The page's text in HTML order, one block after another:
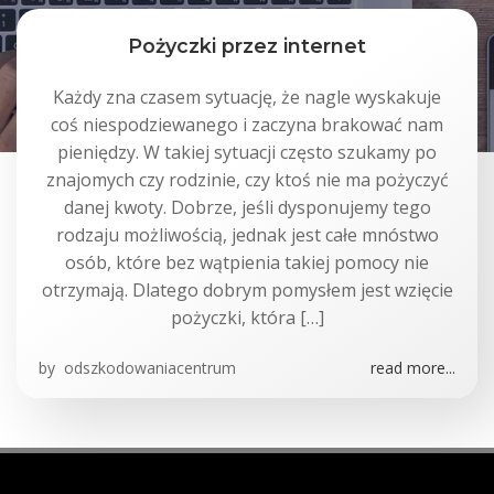
Pożyczki przez internet
Każdy zna czasem sytuację, że nagle wyskakuje
coś niespodziewanego i zaczyna brakować nam
pieniędzy. W takiej sytuacji często szukamy po
znajomych czy rodzinie, czy ktoś nie ma pożyczyć
danej kwoty. Dobrze, jeśli dysponujemy tego
rodzaju możliwością, jednak jest całe mnóstwo
osób, które bez wątpienia takiej pomocy nie
otrzymają. Dlatego dobrym pomysłem jest wzięcie
pożyczki, która […]
by odszkodowaniacentrum read more...